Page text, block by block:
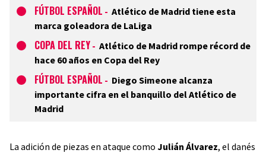
FÚTBOL ESPAÑOL - Atlético de Madrid tiene esta
marca goleadora de LaLiga
COPA DEL REY - Atlético de Madrid rompe récord de
hace 60 años en Copa del Rey
FÚTBOL ESPAÑOL - Diego Simeone alcanza
importante cifra en el banquillo del Atlético de
Madrid
La adición de piezas en ataque como Julián Álvarez, el danés